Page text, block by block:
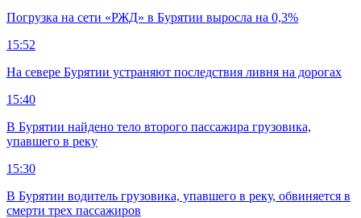
Погрузка на сети «РЖД» в Бурятии выросла на 0,3%
15:52
На севере Бурятии устраняют последствия ливня на дорогах
15:40
В Бурятии найдено тело второго пассажира грузовика,
упавшего в реку
15:30
В Бурятии водитель грузовика, упавшего в реку, обвиняется в
смерти трех пассажиров